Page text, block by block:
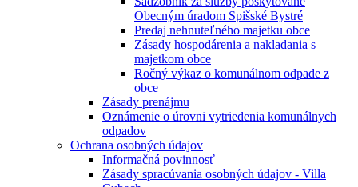
Obecným úradom Spišské Bystré
Predaj nehnuteľného majetku obce
Zásady hospodárenia a nakladania s
majetkom obce
Ročný výkaz o komunálnom odpade z
obce
Zásady prenájmu
Oznámenie o úrovni vytriedenia komunálnych
odpadov
Ochrana osobných údajov
Informačná povinnosť
Zásady spracúvania osobných údajov - Villa